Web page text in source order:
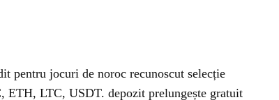
pentru jocuri de noroc recunoscut selecție
ETH, LTC, USDT. depozit prelungește gratuit